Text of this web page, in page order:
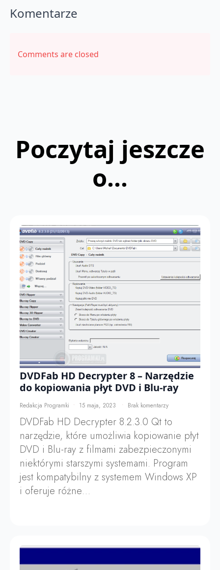
Komentarze
Comments are closed
Poczytaj jeszcze
o...
DVDFab HD Decrypter 8 – Narzędzie
do kopiowania płyt DVD i Blu-ray
Redakcja Programki 15 maja, 2023 Brak komentarzy
DVDFab HD Decrypter 8.2.3.0 Qt to
narzędzie, które umożliwia kopiowanie płyt
DVD i Blu-ray z filmami zabezpieczonymi
niektórymi starszymi systemami. Program
jest kompatybilny z systemem Windows XP
i oferuje różne…